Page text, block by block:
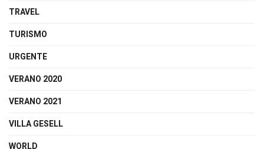
TRAVEL
TURISMO
URGENTE
VERANO 2020
VERANO 2021
VILLA GESELL
WORLD